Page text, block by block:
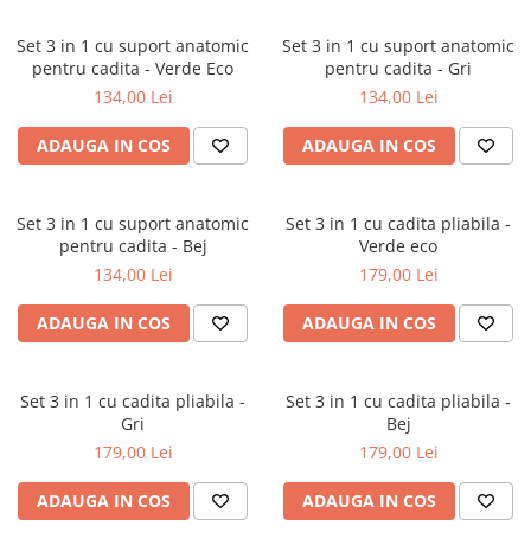
Jucarii tematice
Masinute trenulete avioane
Puzzle
Jucarii bebelusi
Jucarii cuburi forme culori
Jucarii de baie
Jucarii de tras sau impins
Jucarii dentitie
Jucarii plus pentru bebe
Jucarii zornaitoare si muzicale
Jucarii educative
Cunoasterea mediului
Diverse jucarii educative
Set 3 in 1 cu suport anatomic
pentru cadita - Verde Eco
134,00 Lei
ADAUGA IN COS
Set 3 in 1 cu suport anatomic
pentru cadita - Gri
134,00 Lei
ADAUGA IN COS
Set 3 in 1 cu suport anatomic
pentru cadita - Bej
134,00 Lei
ADAUGA IN COS
Set 3 in 1 cu cadita pliabila -
Verde eco
179,00 Lei
ADAUGA IN COS
Set 3 in 1 cu cadita pliabila -
Gri
179,00 Lei
ADAUGA IN COS
Set 3 in 1 cu cadita pliabila -
Bej
179,00 Lei
ADAUGA IN COS